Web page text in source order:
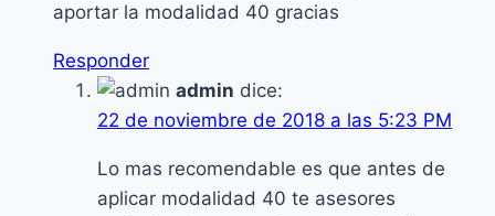
aportar la modalidad 40 gracias
Responder
admin dice:
22 de noviembre de 2018 a las 5:23 PM
Lo mas recomendable es que antes de
aplicar modalidad 40 te asesores